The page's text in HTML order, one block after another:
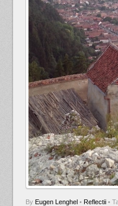
By Eugen Lenghel• Reflectii •